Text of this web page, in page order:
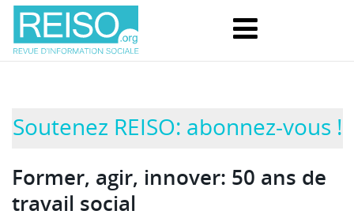
Soutenez REISO: abonnez-vous !
Former, agir, innover: 50 ans de
travail social